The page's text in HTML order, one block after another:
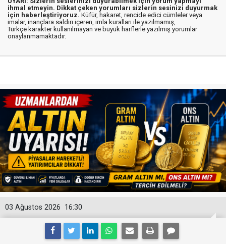
ihmal etmeyin. Dikkat çeken yorumları sizlerin sesinizi duyurmak
için haberleştiriyoruz. Küfür, hakaret, rencide edici cümleler veya
imalar, inançlara saldırı içeren, imla kuralları ile yazılmamış,
Türkçe karakter kullanılmayan ve büyük harflerle yazılmış yorumlar
onaylanmamaktadır.
16:30
03 Ağustos 2026